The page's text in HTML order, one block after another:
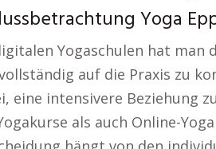
Yoga
Yogaschulen hat man
auf die Praxis zu
eine intensivere Beziehung
als auch Online-